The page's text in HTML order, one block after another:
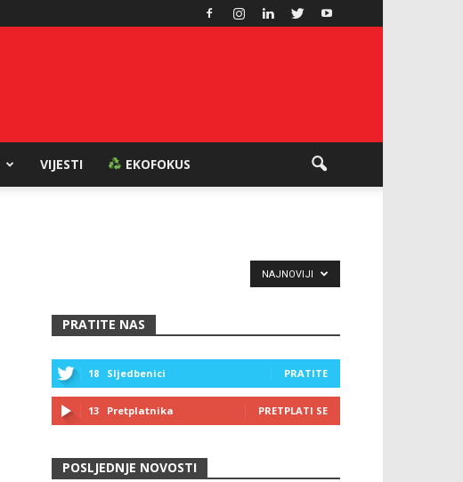
VIJESTI EKOFOKUS
NAJNOVIJI
PRATITE NAS
18 Sljedbenici PRATITE
13 Pretplatnika PRETPLATI SE
POSLJEDNJE NOVOSTI